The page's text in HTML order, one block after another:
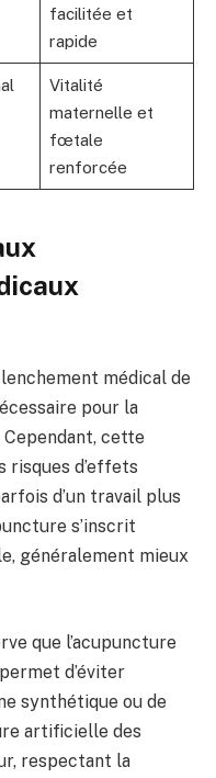
facilitée et
rapide
Vitalité
maternelle et
fœtale
renforcée
médical de
pour la
cette
risques d’effets
d’un travail plus
s’inscrit
généralement mieux
que l’acupuncture
d’éviter
synthétique ou de
artificielle des
respectant la